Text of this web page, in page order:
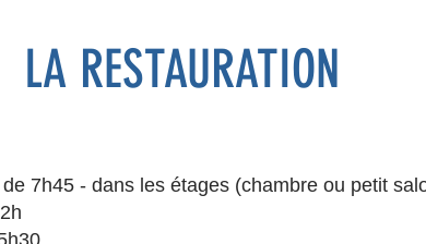
LA RESTAURATION
7h45 - dans les étages (chambre ou petit